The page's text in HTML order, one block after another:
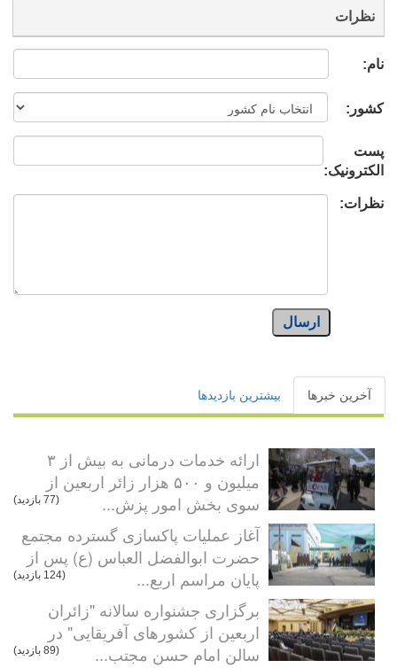
نظرات
نام:
کشور:
پست
الکترونیک:
نظرات:
ارسال
آخرین خبرها بیشترین بازدیدها
ارائه خدمات درمانی به بیش از ۳
میلیون و ۵۰۰ هزار زائر اربعین از
سوی بخش امور پزش...
(77 بازدید)
آغاز عملیات پاکسازی گسترده مجتمع
حضرت ابوالفضل العباس (ع) پس از
پایان مراسم اربع...
(124 بازدید)
برگزاری جشنواره سالانه "زائران
اربعین از کشورهای آفریقایی" در
سالن امام حسن مجتب...
(89 بازدید)